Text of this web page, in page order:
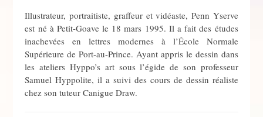
Illustrateur, portraitiste, graffeur et vidéaste, Penn Yserve
est né à Petit-Goave le 18 mars 1995. Il a fait des études
inachevées en lettres modernes à l’École Normale
Supérieure de Port-au-Prince. Ayant appris le dessin dans
les ateliers Hyppo’s art sous l’égide de son professeur
Samuel Hyppolite, il a suivi des cours de dessin réaliste
chez son tuteur Canigue Draw.